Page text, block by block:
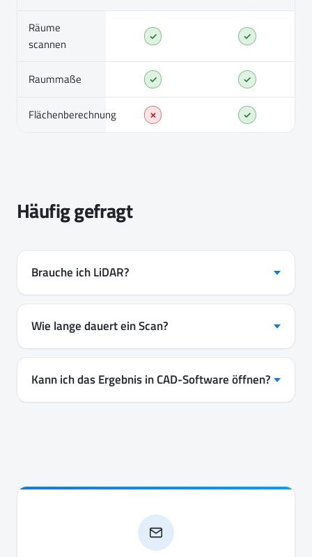
Räume
scannen
✓ ✓
Raummaße ✓ ✓
Flächenberechnung ✗ ✓
Häufig gefragt
Brauche ich LiDAR?
Wie lange dauert ein Scan?
Kann ich das Ergebnis in CAD-Software öffnen?